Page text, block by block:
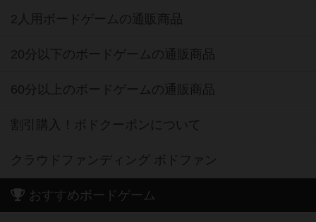
2人用ボードゲームの通販商品
20分以下のボードゲームの通販商品
60分以上のボードゲームの通販商品
割引購入！ボドクーポンについて
クラウドファンディング ボドファン
おすすめボードゲーム